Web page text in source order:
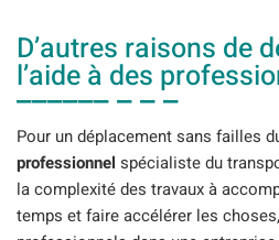
D’autres raisons de
l’aide à des
Pour un déplacement sans failles
professionnel spécialiste du
la complexité des travaux à
temps et faire accélérer les